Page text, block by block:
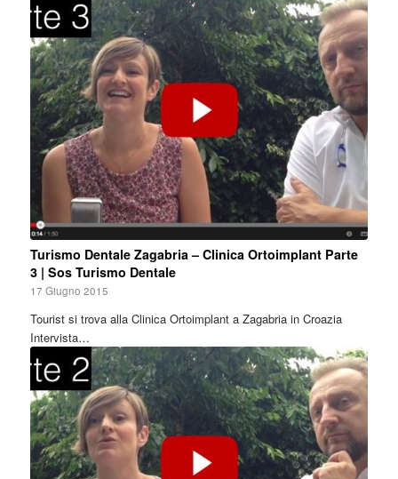
Turismo Dentale Zagabria – Clinica Ortoimplant Parte
3 | Sos Turismo Dentale
17 Giugno 2015
Tourist si trova alla Clinica Ortoimplant a Zagabria in Croazia
Intervista…